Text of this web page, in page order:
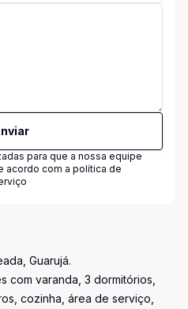
para que a nossa equipe
acordo com a política de
Guarujá.
com varanda, 3 dormitórios,
cozinha, área de serviço,